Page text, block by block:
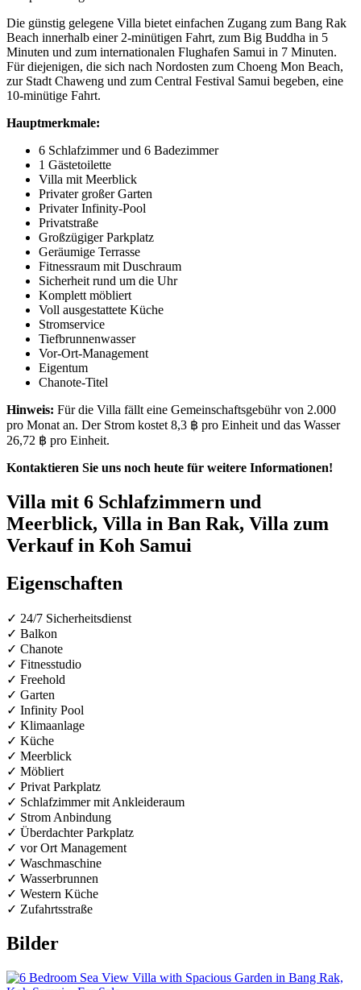
Die günstig gelegene Villa bietet einfachen Zugang zum Bang Rak
Beach innerhalb einer 2-minütigen Fahrt, zum Big Buddha in 5
Minuten und zum internationalen Flughafen Samui in 7 Minuten.
Für diejenigen, die sich nach Nordosten zum Choeng Mon Beach,
zur Stadt Chaweng und zum Central Festival Samui begeben, eine
10-minütige Fahrt.
Hauptmerkmale:
6 Schlafzimmer und 6 Badezimmer
1 Gästetoilette
Villa mit Meerblick
Privater großer Garten
Privater Infinity-Pool
Privatstraße
Großzügiger Parkplatz
Geräumige Terrasse
Fitnessraum mit Duschraum
Sicherheit rund um die Uhr
Komplett möbliert
Voll ausgestattete Küche
Stromservice
Tiefbrunnenwasser
Vor-Ort-Management
Eigentum
Chanote-Titel
Hinweis: Für die Villa fällt eine Gemeinschaftsgebühr von 2.000
pro Monat an. Der Strom kostet 8,3 ฿ pro Einheit und das Wasser
26,72 ฿ pro Einheit.
Kontaktieren Sie uns noch heute für weitere Informationen!
Villa mit 6 Schlafzimmern und
Meerblick, Villa in Ban Rak, Villa zum
Verkauf in Koh Samui
Eigenschaften
✓ 24/7 Sicherheitsdienst
✓ Balkon
✓ Chanote
✓ Fitnesstudio
✓ Freehold
✓ Garten
✓ Infinity Pool
✓ Klimaanlage
✓ Küche
✓ Meerblick
✓ Möbliert
✓ Privat Parkplatz
✓ Schlafzimmer mit Ankleideraum
✓ Strom Anbindung
✓ Überdachter Parkplatz
✓ vor Ort Management
✓ Waschmaschine
✓ Wasserbrunnen
✓ Western Küche
✓ Zufahrtsstraße
Bilder